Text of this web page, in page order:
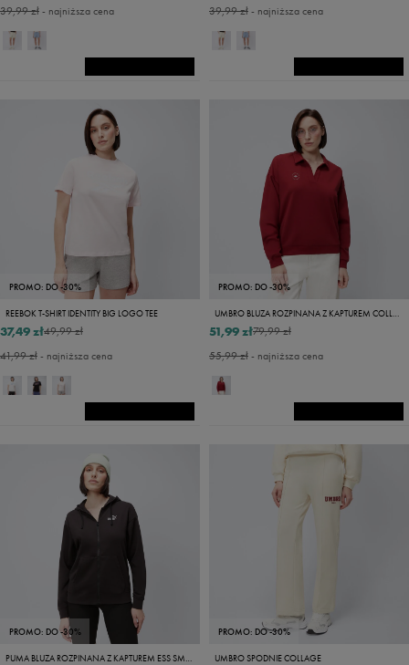
39,99 zł- najniższa cena 39,99 zł- najniższa cena
PROMO: DO -30%
REEBOK T-SHIRT IDENTITY BIG LOGO TEE
49,99 zł
37,49 zł
41,99 zł- najniższa cena
PROMO: DO -30%
UMBRO BLUZA ROZPINANA Z KAPTUREM COLLAGE
79,99 zł
51,99 zł
55,99 zł- najniższa cena
PROMO: DO -30%
PUMA BLUZA ROZPINANA Z KAPTUREM ESS SMALL NO. 1
PROMO: DO -30%
UMBRO SPODNIE COLLAGE